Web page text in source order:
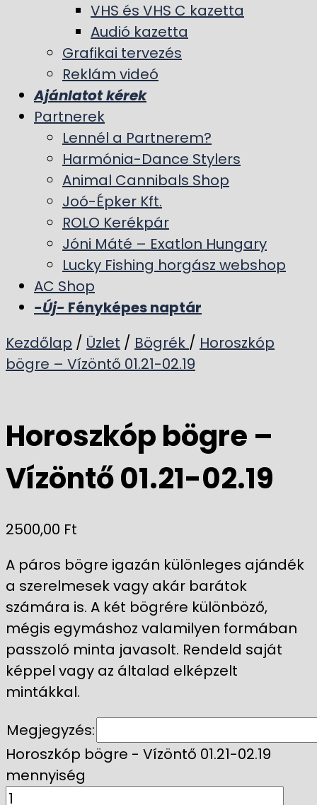
VHS és VHS C kazetta
Audió kazetta
Grafikai tervezés
Reklám videó
Ajánlatot kérek
Partnerek
Lennél a Partnerem?
Harmónia-Dance Stylers
Animal Cannibals Shop
Joó-Épker Kft.
ROLO Kerékpár
Jóni Máté – Exatlon Hungary
Lucky Fishing horgász webshop
AC Shop
-Új- Fényképes naptár
Kezdőlap / Üzlet / Bögrék / Horoszkóp
bögre – Vízöntő 01.21-02.19
Horoszkóp bögre –
Vízöntő 01.21-02.19
2500,00 Ft
A páros bögre igazán különleges ajándék
a szerelmesek vagy akár barátok
számára is. A két bögrére különböző,
mégis egymáshoz valamilyen formában
passzoló minta javasolt. Rendeld saját
képpel vagy az általad elképzelt
mintákkal.
Megjegyzés:
Horoszkóp bögre - Vízöntő 01.21-02.19
mennyiség